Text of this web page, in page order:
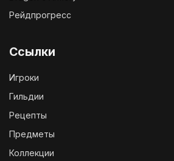
Рейдпрогресс
Ссылки
Игроки
Гильдии
Рецепты
Предметы
Коллекции